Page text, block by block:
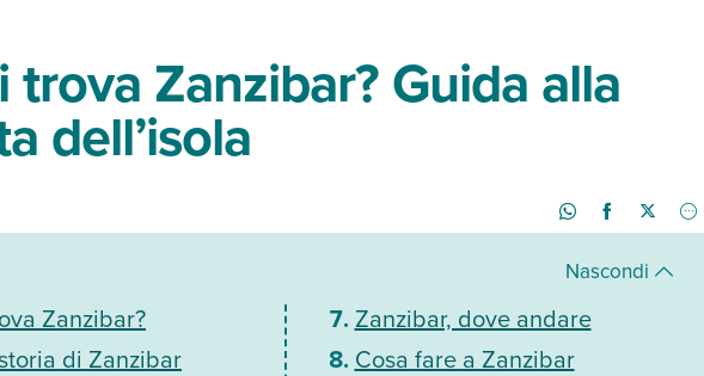
trova Zanzibar? Guida alla
dell’isola
Nascondi
Zanzibar?
di Zanzibar
Zanzibar, dove andare
Cosa fare a Zanzibar